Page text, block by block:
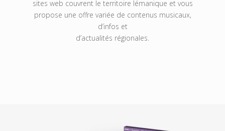
sites web couvrent le territoire lémanique et vous
propose une offre variée de contenus musicaux,
d’infos et
d’actualités régionales.